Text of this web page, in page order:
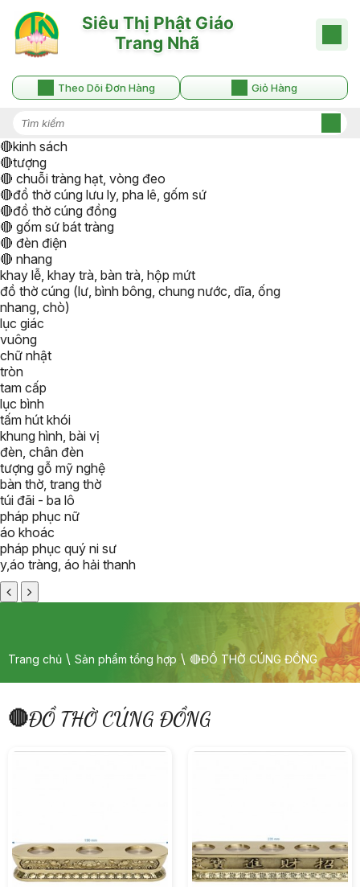
Theo Dõi Đơn Hàng Giỏ Hàng
🔴kinh sách
🔴tượng
🔴 chuỗi tràng hạt, vòng đeo
🔴đồ thờ cúng lưu ly, pha lê, gốm sứ
🔴đồ thờ cúng đồng
🔴 gốm sứ bát tràng
🔴 đèn điện
🔴 nhang
khay lễ, khay trà, bàn trà, hộp mứt
đồ thờ cúng (lư, bình bông, chung nước, dĩa, ống
nhang, chò)
lục giác
vuông
chữ nhật
tròn
tam cấp
lục bình
tấm hút khói
khung hình, bài vị
đèn, chân đèn
tượng gỗ mỹ nghệ
bàn thờ, trang thờ
túi đãi - ba lô
pháp phục nữ
áo khoác
pháp phục quý ni sư
y,áo tràng, áo hải thanh
Trang chủ Sản phẩm tổng hợp 🔴ĐỒ THỜ CÚNG ĐỒNG
🔴ĐỒ THỜ CÚNG ĐỒNG